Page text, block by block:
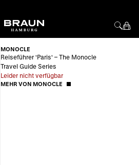
MONOCLE
Reiseführer 'Paris' – The Monocle
Travel Guide Series
Leider nicht verfügbar
MEHR VON MONOCLE